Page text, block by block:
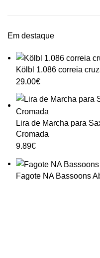
Em destaque
Kölbl 1.086 correia
29.00€
Lira de Marcha para
Cromada
9.89€
Fagote NA Bassoons